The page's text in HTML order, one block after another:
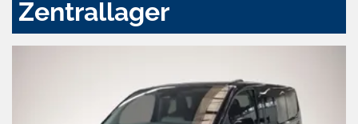
Zentrallager